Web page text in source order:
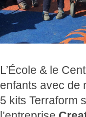
L’École & le
enfants avec de
5 kits Terraform